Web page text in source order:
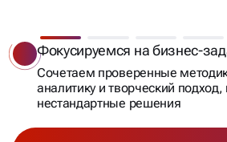
Фокусируемся на бизнес-
Сочетаем проверенные
аналитику и творческий
нестандартные решения